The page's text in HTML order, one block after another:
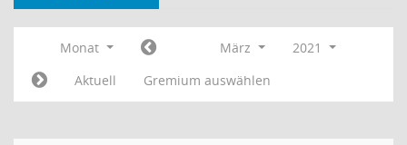
Monat März
2021
Aktuell
Gremium auswählen